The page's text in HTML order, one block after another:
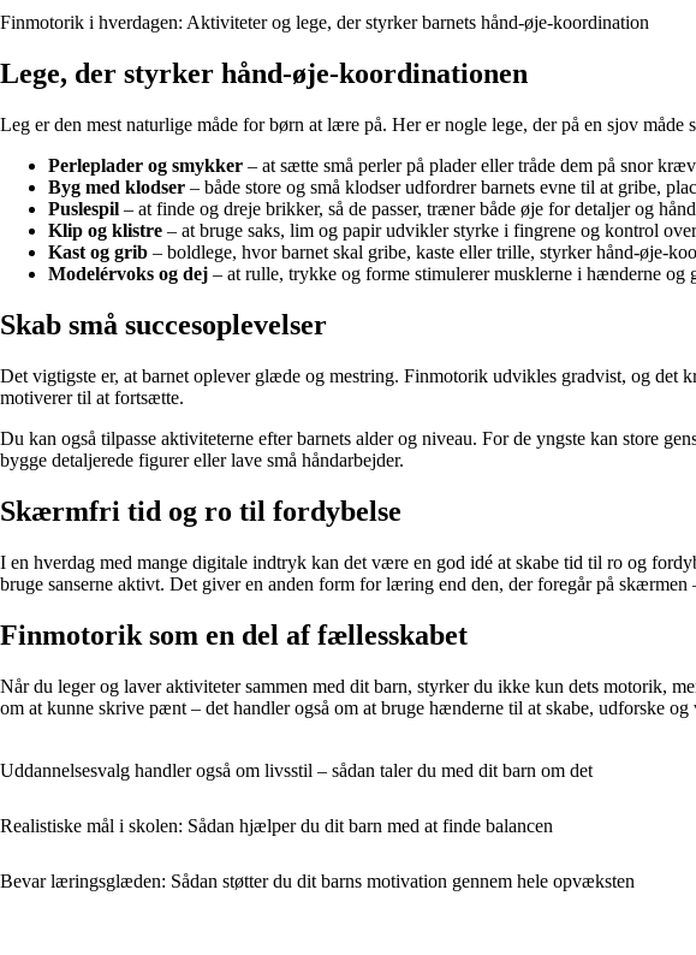
Finmotorik i hverdagen: Aktiviteter og lege, der styrker barnets hånd-øje-koordination
Lege, der styrker hånd-øje-koordinationen
Leg er den mest naturlige måde for børn at lære på. Her er nogle lege, der på en sjov måde
Perleplader og smykker – at sætte små perler på plader eller tråde dem på snor
Byg med klodser – både store og små klodser udfordrer barnets evne til at gribe,
Puslespil – at finde og dreje brikker, så de passer, træner både øje for detaljer og
Klip og klistre – at bruge saks, lim og papir udvikler styrke i fingrene og kontrol
Kast og grib – boldlege, hvor barnet skal gribe, kaste eller trille, styrker hånd-øje-
Modelérvoks og dej – at rulle, trykke og forme stimulerer musklerne i hænderne og
Skab små succesoplevelser
Det vigtigste er, at barnet oplever glæde og mestring. Finmotorik udvikles gradvist, og det
motiverer til at fortsætte.
Du kan også tilpasse aktiviteterne efter barnets alder og niveau. For de yngste kan store
bygge detaljerede figurer eller lave små håndarbejder.
Skærmfri tid og ro til fordybelse
I en hverdag med mange digitale indtryk kan det være en god idé at skabe tid til ro og
bruge sanserne aktivt. Det giver en anden form for læring end den, der foregår på
Finmotorik som en del af fællesskabet
Når du leger og laver aktiviteter sammen med dit barn, styrker du ikke kun dets motorik,
om at kunne skrive pænt – det handler også om at bruge hænderne til at skabe, udforske og
Uddannelsesvalg handler også om livsstil – sådan taler du med dit barn om det
Realistiske mål i skolen: Sådan hjælper du dit barn med at finde balancen
Bevar læringsglæden: Sådan støtter du dit barns motivation gennem hele opvæksten